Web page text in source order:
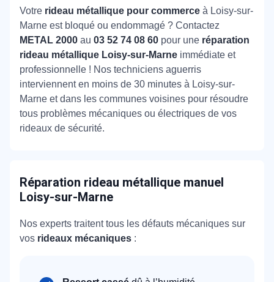
Votre rideau métallique pour commerce à Loisy-sur-
Marne est bloqué ou endommagé ? Contactez
METAL 2000 au 03 52 74 08 60 pour une réparation
rideau métallique Loisy-sur-Marne immédiate et
professionnelle ! Nos techniciens aguerris
interviennent en moins de 30 minutes à Loisy-sur-
Marne et dans les communes voisines pour résoudre
tous problèmes mécaniques ou électriques de vos
rideaux de sécurité.
Réparation rideau métallique manuel
Loisy-sur-Marne
Nos experts traitent tous les défauts mécaniques sur
vos rideaux mécaniques :